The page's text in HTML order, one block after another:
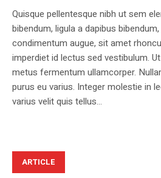
Quisque pellentesque nibh ut sem
bibendum, ligula a dapibus
condimentum augue, sit amet
imperdiet id lectus sed vestibulum.
metus fermentum ullamcorper.
purus eu varius. Integer molestie in
varius velit quis tellus...
ARTICLE